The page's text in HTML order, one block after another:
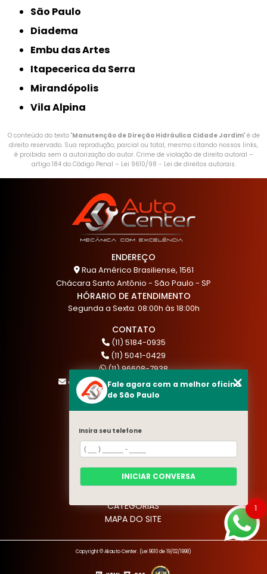
São Paulo
Diadema
Embu das Artes
Itapecerica da Serra
Mirandópolis
Vila Alpina
O conteúdo do texto "Manutenção de Direção Hidráulica Cidade Jardim" é de
direito reservado. Sua reprodução, parcial ou total, mesmo citando nossos links,
é proibida sem a autorização do autor. Crime de violação de direito autoral –
artigo 184 do Código Penal – Lei 9610/98 - Lei de direitos autorais.
ENDEREÇO
Rua Américo Brasiliense, 1561
Chácara Santo Antônio - São Paulo - SP
HÓRARIO DE ATENDIMENTO
Segunda a Sexta: 08:00h às 18:00h
CONTATO
(11) 5184-0935
(11) 5041-0429
(11) 96608-7938
atendimento@akautocenter.com.br
MENU
HOME
QUEM SOMOS
SERVIÇOS
BLOG
CATEGORIAS
MAPA DO SITE
Copyright © Akauto Center. (Lei 9610 de 19/02/1998)
1
Fale agora com a melhor oficina
de São Paulo
Insira seu telefone
INICIAR CONVERSA